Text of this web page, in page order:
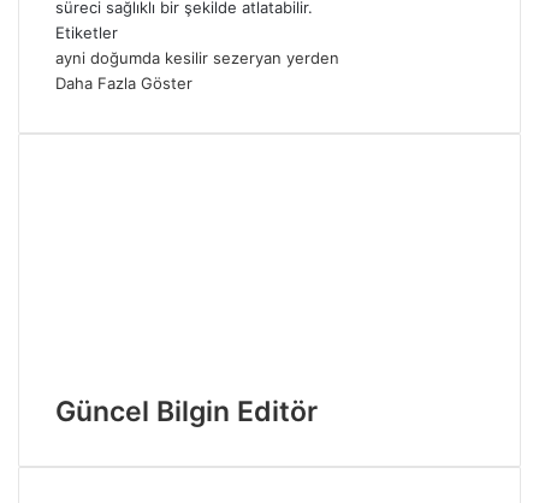
süreci sağlıklı bir şekilde atlatabilir.
Etiketler
ayni doğumda kesilir sezeryan yerden
Daha Fazla Göster
Güncel Bilgin Editör